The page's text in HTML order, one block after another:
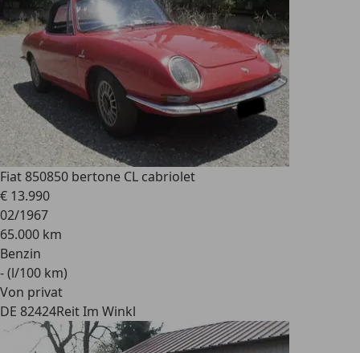
Fiat 850850 bertone CL cabriolet
€ 13.990
02/1967
65.000 km
Benzin
- (l/100 km)
Von privat
DE 82424Reit Im Winkl